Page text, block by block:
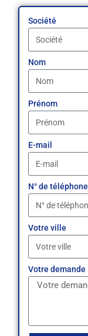
Société
Nom
Prénom
E-mail
N° de téléphone
Votre ville
Votre demande